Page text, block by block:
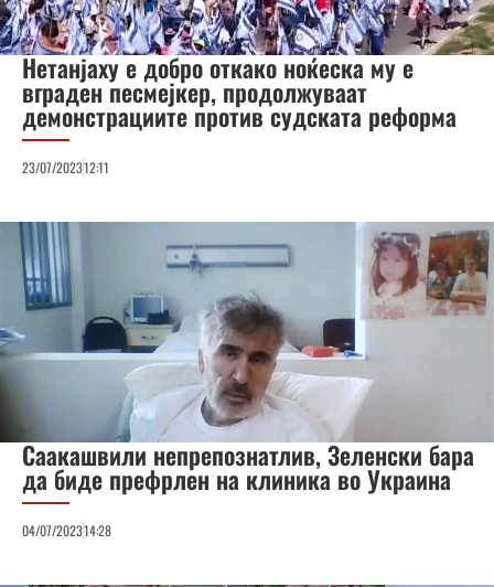
Нетанјаху е добро откако ноќеска му е
вграден песмејкер, продолжуваат
демонстрациите против судската реформа
23/07/202312:11
Саакашвили непрепознатлив, Зеленски бара
да биде префрлен на клиника во Украина
04/07/202314:28